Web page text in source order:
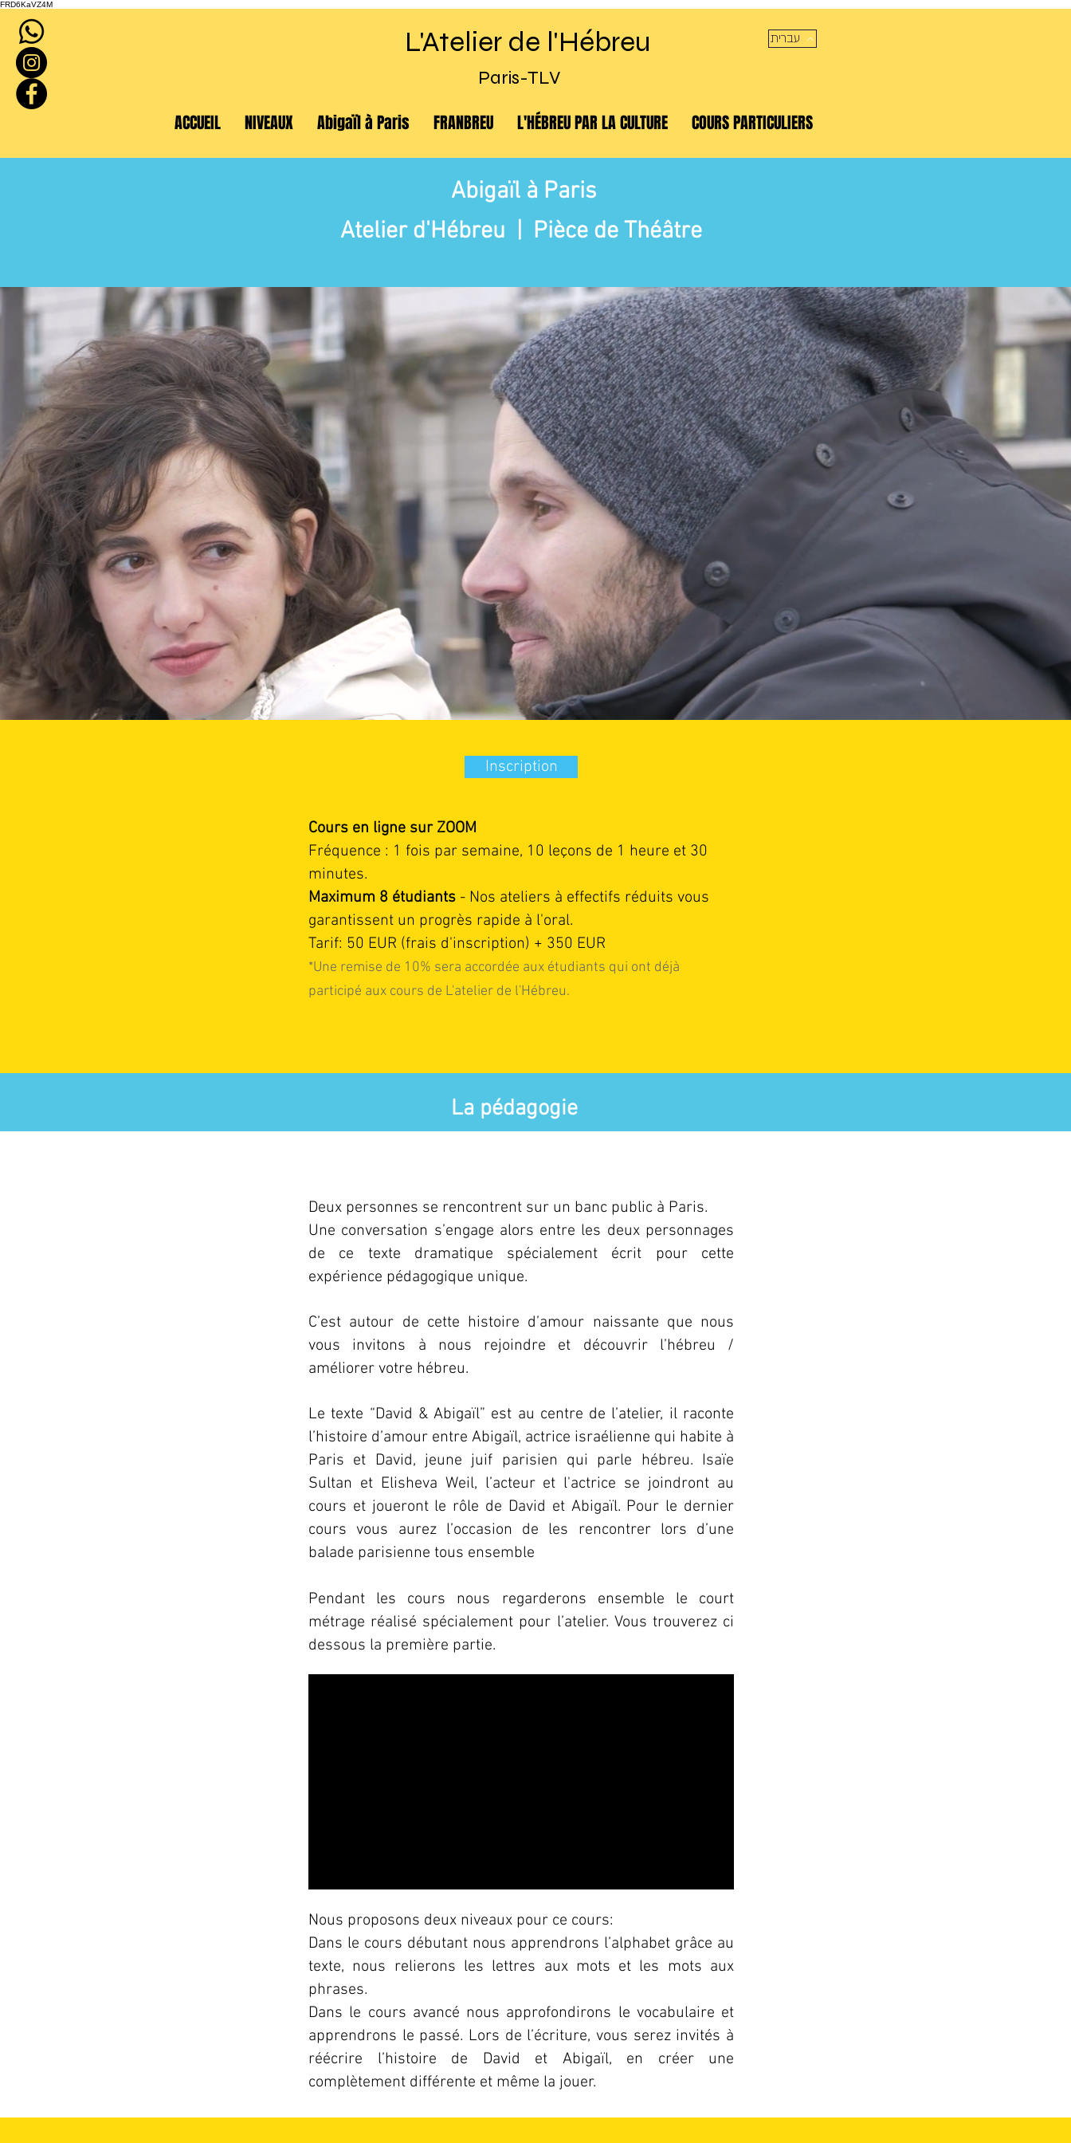
FRD6KaVZ4M
L'Atelier de l'Hébreu עברית
Paris-TLV
ACCUEIL NIVEAUX Abigaïl à Paris FRANBREU L'HÉBREU PAR LA CULTURE COURS PARTICULIERS
Abigaïl à Paris
Atelier d'Hébreu | Pièce de Théâtre
Inscription
Cours en ligne sur ZOOM
Fréquence : 1 fois par semaine, 10 leçons de 1 heure et 30
minutes.
Maximum 8 étudiants - Nos ateliers à effectifs réduits vous
garantissent un progrès rapide à l'oral.
Tarif: 50 EUR (frais d'inscription) + 350 EUR
*Une remise de 10% sera accordée aux étudiants qui ont déjà
participé aux cours de L'atelier de l'Hébreu.
La pédagogie
Deux personnes se rencontrent sur un banc public à Paris.
Une conversation s’engage alors entre les deux personnages
de ce texte dramatique spécialement écrit pour cette
expérience pédagogique unique.
C’est autour de cette histoire d’amour naissante que nous
vous invitons à nous rejoindre et découvrir l’hébreu /
améliorer votre hébreu.
Le texte “David & Abigaïl” est au centre de l’atelier, il raconte
l’histoire d’amour entre Abigaïl, actrice israélienne qui habite à
Paris et David, jeune juif parisien qui parle hébreu. Isaïe
Sultan et Elisheva Weil, l’acteur et l'actrice se joindront au
cours et joueront le rôle de David et Abigaïl. Pour le dernier
cours vous aurez l’occasion de les rencontrer lors d’une
balade parisienne tous ensemble
Pendant les cours nous regarderons ensemble le court
métrage réalisé spécialement pour l’atelier. Vous trouverez ci
dessous la première partie.
Nous proposons deux niveaux pour ce cours:
Dans le cours débutant nous apprendrons l’alphabet grâce au
texte, nous relierons les lettres aux mots et les mots aux
phrases.
Dans le cours avancé nous approfondirons le vocabulaire et
apprendrons le passé. Lors de l’écriture, vous serez invités à
réécrire l’histoire de David et Abigaïl, en créer une
complètement différente et même la jouer.